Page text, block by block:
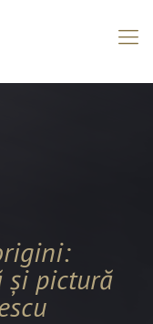
și pictură